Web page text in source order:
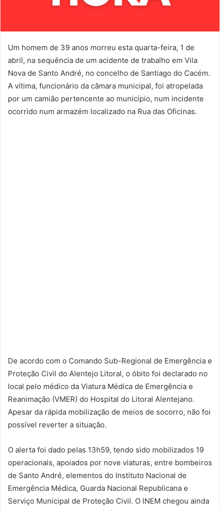
Um homem de 39 anos morreu esta quarta-feira, 1 de
abril, na sequência de um acidente de trabalho em Vila
Nova de Santo André, no concelho de Santiago do Cacém.
A vítima, funcionário da câmara municipal, foi atropelada
por um camião pertencente ao município, num incidente
ocorrido num armazém localizado na Rua das Oficinas.
De acordo com o Comando Sub-Regional de Emergência e
Proteção Civil do Alentejo Litoral, o óbito foi declarado no
local pelo médico da Viatura Médica de Emergência e
Reanimação (VMER) do Hospital do Litoral Alentejano.
Apesar da rápida mobilização de meios de socorro, não foi
possível reverter a situação.
O alerta foi dado pelas 13h59, tendo sido mobilizados 19
operacionais, apoiados por nove viaturas, entre bombeiros
de Santo André, elementos do Instituto Nacional de
Emergência Médica, Guarda Nacional Republicana e
Serviço Municipal de Proteção Civil. O INEM chegou ainda